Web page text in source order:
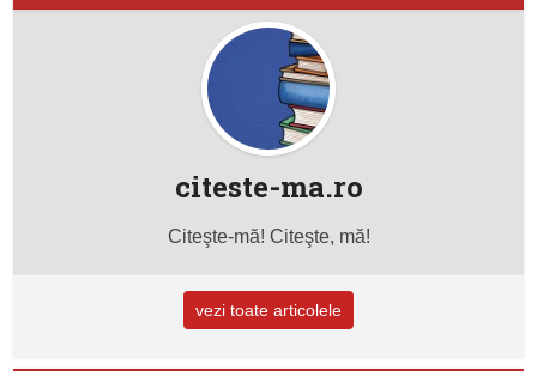
citeste-ma.ro
Citeşte-mă! Citeşte, mă!
vezi toate articolele